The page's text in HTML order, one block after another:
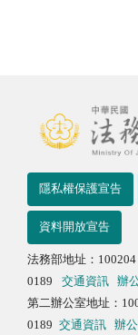
隱私權保護宣告
資料開放宣告
法務部地址：
0189
交通資訊
辦
第二辦公室地址：
0189 交通資訊 辦